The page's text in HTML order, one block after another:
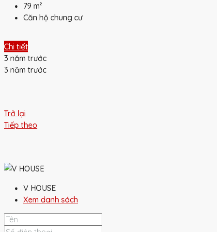
79 m²
Căn hộ chung cư
Chi tiết
3 năm trước
3 năm trước
Trở lại
Tiếp theo
V HOUSE
Xem danh sách